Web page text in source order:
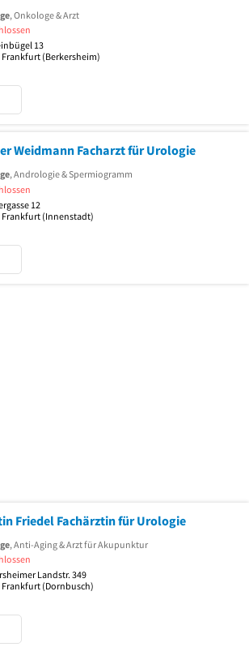
, Onkologe & Arzt
13
Frankfurt (Berkersheim)
Weidmann Facharzt für Urologie
, Andrologie & Spermiogramm
12
Frankfurt (Innenstadt)
Friedel Fachärztin für Urologie
, Anti-Aging & Arzt für Akupunktur
Landstr. 349
Frankfurt (Dornbusch)